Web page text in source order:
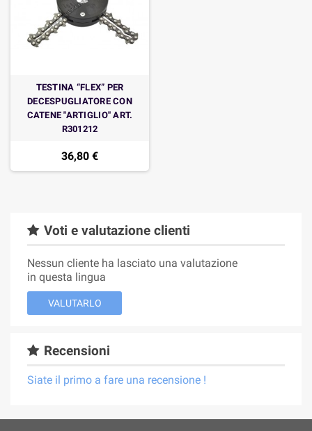
TESTINA “FLEX” PER
DECESPUGLIATORE CON
CATENE "ARTIGLIO" ART.
R301212
36,80 €
Voti e valutazione clienti
Nessun cliente ha lasciato una valutazione
in questa lingua
VALUTARLO
Recensioni
Siate il primo a fare una recensione !